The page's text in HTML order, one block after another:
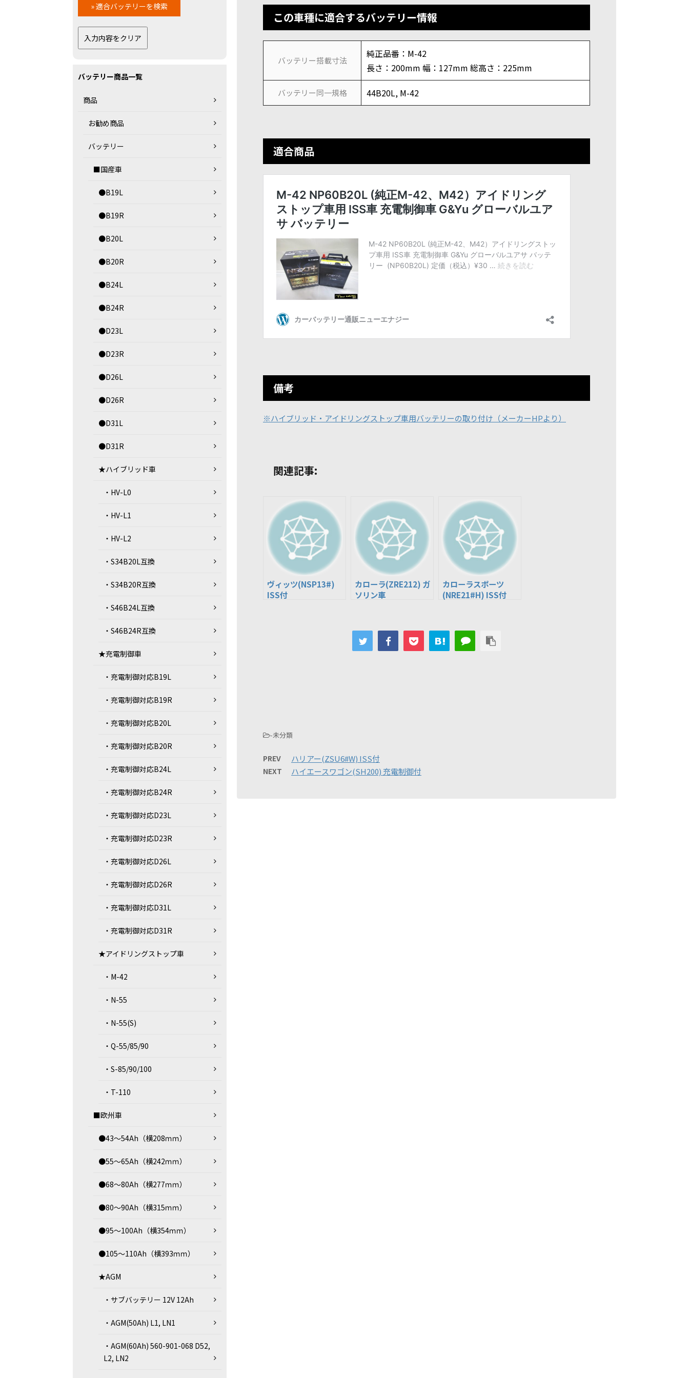
この車種に適合するバッテリー情報
バッテリー搭載寸法
純正品番：M-42
長さ：200mm 幅：127mm 総高さ：225mm
バッテリー同一規格 44B20L, M-42
適合商品
備考
※ハイブリッド・アイドリングストップ車用バッテリーの取り付け（メーカーHPより）
関連記事:
ヴィッツ(NSP13#)
ISS付
カローラ(ZRE212) ガ
ソリン車
カローラスポーツ
(NRE21#H) ISS付
-未分類
PREV ハリアー(ZSU6#W) ISS付
NEXT ハイエースワゴン(SH200) 充電制御付
バッテリー商品一覧
商品
お勧め商品
バッテリー
■国産車
●B19L
●B19R
●B20L
●B20R
●B24L
●B24R
●D23L
●D23R
●D26L
●D26R
●D31L
●D31R
★ハイブリッド車
・HV-L0
・HV-L1
・HV-L2
・S34B20L互換
・S34B20R互換
・S46B24L互換
・S46B24R互換
★充電制御車
・充電制御対応B19L
・充電制御対応B19R
・充電制御対応B20L
・充電制御対応B20R
・充電制御対応B24L
・充電制御対応B24R
・充電制御対応D23L
・充電制御対応D23R
・充電制御対応D26L
・充電制御対応D26R
・充電制御対応D31L
・充電制御対応D31R
★アイドリングストップ車
・M-42
・N-55
・N-55(S)
・Q-55/85/90
・S-85/90/100
・T-110
■欧州車
●43～54Ah（横208ｍｍ）
●55～65Ah（横242ｍｍ）
●68～80Ah（横277ｍｍ）
●80～90Ah（横315ｍｍ）
●95～100Ah（横354ｍｍ）
●105～110Ah（横393ｍｍ）
★AGM
・サブバッテリー 12V 12Ah
・AGM(50Ah) L1, LN1
・AGM(60Ah) 560-901-068 D52,
L2, LN2